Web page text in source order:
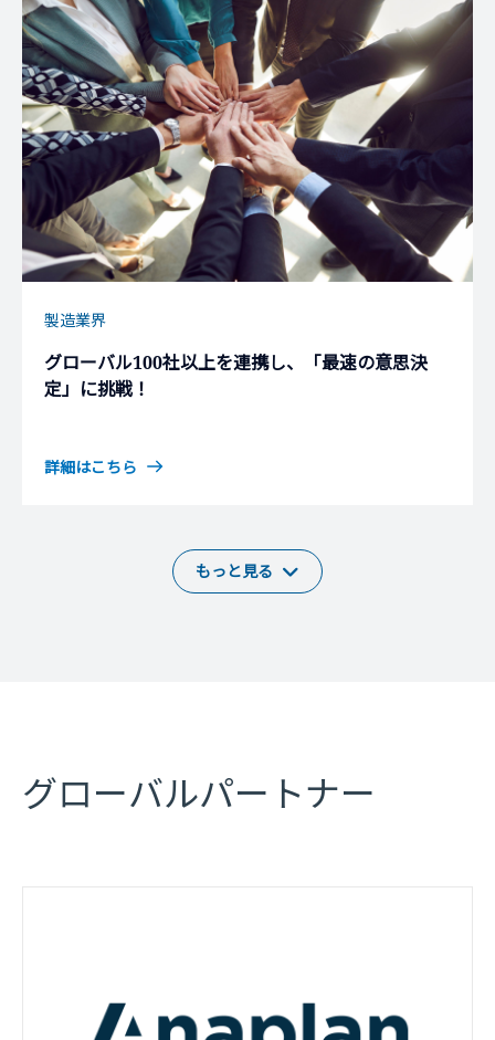
製造業界
グローバル100社以上を連携し、「最速の意思決
定」に挑戦！
詳細はこちら
もっと見る
グローバルパートナー